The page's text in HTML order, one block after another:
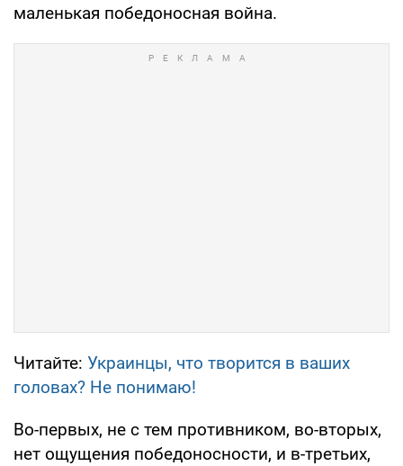
маленькая победоносная война.
Читайте: Украинцы, что творится в ваших
головах? Не понимаю!
Во-первых, не с тем противником, во-вторых,
нет ощущения победоносности, и в-третьих,